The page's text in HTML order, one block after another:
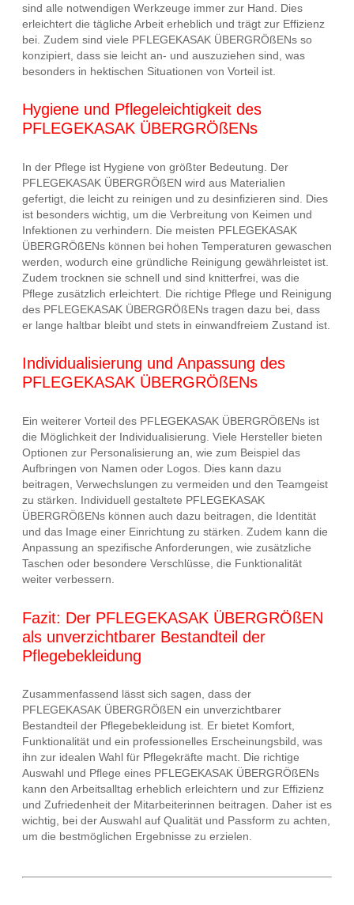
sind alle notwendigen Werkzeuge immer zur Hand. Dies
erleichtert die tägliche Arbeit erheblich und trägt zur Effizienz
bei. Zudem sind viele PFLEGEKASAK ÜBERGRÖßENs so
konzipiert, dass sie leicht an- und auszuziehen sind, was
besonders in hektischen Situationen von Vorteil ist.
Hygiene und Pflegeleichtigkeit des
PFLEGEKASAK ÜBERGRÖßENs
In der Pflege ist Hygiene von größter Bedeutung. Der
PFLEGEKASAK ÜBERGRÖßEN wird aus Materialien
gefertigt, die leicht zu reinigen und zu desinfizieren sind. Dies
ist besonders wichtig, um die Verbreitung von Keimen und
Infektionen zu verhindern. Die meisten PFLEGEKASAK
ÜBERGRÖßENs können bei hohen Temperaturen gewaschen
werden, wodurch eine gründliche Reinigung gewährleistet ist.
Zudem trocknen sie schnell und sind knitterfrei, was die
Pflege zusätzlich erleichtert. Die richtige Pflege und Reinigung
des PFLEGEKASAK ÜBERGRÖßENs tragen dazu bei, dass
er lange haltbar bleibt und stets in einwandfreiem Zustand ist.
Individualisierung und Anpassung des
PFLEGEKASAK ÜBERGRÖßENs
Ein weiterer Vorteil des PFLEGEKASAK ÜBERGRÖßENs ist
die Möglichkeit der Individualisierung. Viele Hersteller bieten
Optionen zur Personalisierung an, wie zum Beispiel das
Aufbringen von Namen oder Logos. Dies kann dazu
beitragen, Verwechslungen zu vermeiden und den Teamgeist
zu stärken. Individuell gestaltete PFLEGEKASAK
ÜBERGRÖßENs können auch dazu beitragen, die Identität
und das Image einer Einrichtung zu stärken. Zudem kann die
Anpassung an spezifische Anforderungen, wie zusätzliche
Taschen oder besondere Verschlüsse, die Funktionalität
weiter verbessern.
Fazit: Der PFLEGEKASAK ÜBERGRÖßEN
als unverzichtbarer Bestandteil der
Pflegebekleidung
Zusammenfassend lässt sich sagen, dass der
PFLEGEKASAK ÜBERGRÖßEN ein unverzichtbarer
Bestandteil der Pflegebekleidung ist. Er bietet Komfort,
Funktionalität und ein professionelles Erscheinungsbild, was
ihn zur idealen Wahl für Pflegekräfte macht. Die richtige
Auswahl und Pflege eines PFLEGEKASAK ÜBERGRÖßENs
kann den Arbeitsalltag erheblich erleichtern und zur Effizienz
und Zufriedenheit der Mitarbeiterinnen beitragen. Daher ist es
wichtig, bei der Auswahl auf Qualität und Passform zu achten,
um die bestmöglichen Ergebnisse zu erzielen.